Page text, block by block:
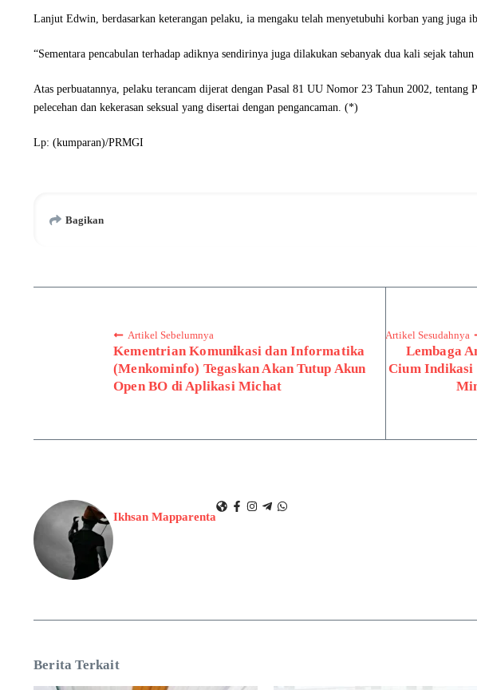
Lanjut Edwin, berdasarkan keterangan pelaku, ia mengaku telah menyetubuhi korban yang juga
“Sementara pencabulan terhadap adiknya sendirinya juga dilakukan sebanyak dua kali sejak tahun
Atas perbuatannya, pelaku terancam dijerat dengan Pasal 81 UU Nomor 23 Tahun 2002,
pelecehan dan kekerasan seksual yang disertai dengan pengancaman. (*)
Lp: (kumparan)/PRMGI
Bagikan
Artikel Sebelumnya
Kementrian Komun𝐢kasi dan Informatika
(Menkominfo) Tegaskan Akan Tutup Akun
Open BO di Aplikasi Michat
Artikel Sesudahnya
Lembaga
Cium Indikasi
Ikhsan Mapparenta
Berita Terkait